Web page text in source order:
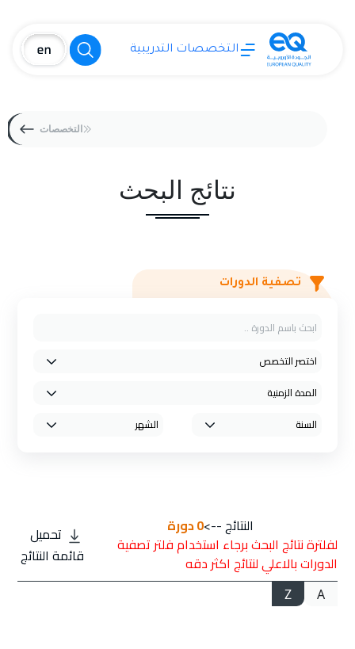
التخصصات التدريبية
التخصصات
نتائج البحث
تصفية الدورات
النتائج -->0دورة
لفلترة نتائج البحث برجاء استخدام فلتر تصفية
الدورات بالاعلي لنتائج اكثر دقه
تحميل
قائمة النتائج
A
Z